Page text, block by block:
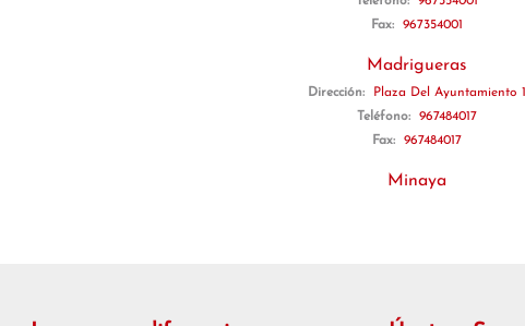
Fax:
967354001
Madrigueras
Dirección:
Plaza Del Ayuntamiento 1
Teléfono:
967484017
Fax:
967484017
Minaya